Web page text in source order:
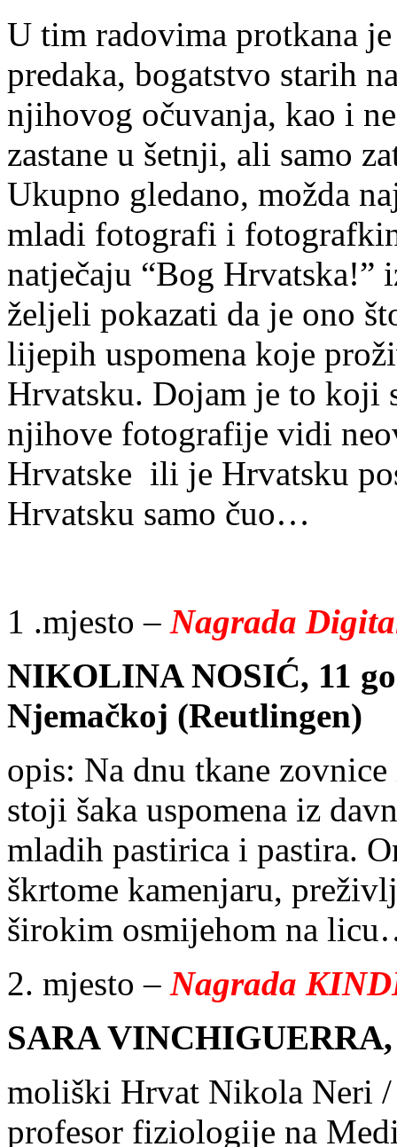
U tim radovima protkana
predaka, bogatstvo starih
njihovog očuvanja, kao i
zastane u šetnji, ali samo
Ukupno gledano, možda
mladi fotografi i
natječaju “Bog Hrvatska!”
željeli pokazati da je ono
lijepih uspomena koje
Hrvatsku. Dojam je to koji
njihove fotografije vidi
Hrvatske ili je Hrvatsku
Hrvatsku samo čuo…
1 .mjesto – Nagrada
NIKOLINA NOSIĆ, 11
Njemačkoj (Reutlingen)
opis: Na dnu tkane
stoji šaka uspomena iz
mladih pastirica i pastira.
škrtome kamenjaru,
širokim osmijehom na
2. mjesto – Nagrada
SARA
moliški Hrvat Nikola Neri
profesor fiziologije na